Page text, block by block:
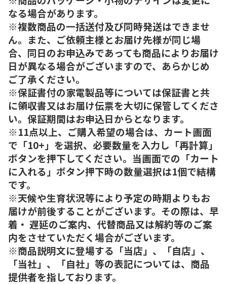
なる場合があります。
※複数商品の一括送付及び同時発送はできませ
ん。また、ご依頼主様とお届け先様が同じ場
合、同日のお申込みであっても商品によりお届け
日が異なる場合がございますので、あらかじめ
ご了承ください。
※保証書付の家電製品等については保証書と共
に領収書又はお届け伝票を大切に保管してくださ
い。保証期間はお申込日からとなります。
※11点以上、ご購入希望の場合は、カート画面
で「10+」を選択、必要数量を入力し「再計算」
ボタンを押下してください。当画面での「カート
に入れる」ボタン押下時の数量選択は1個で結構
です。
※天候や生育状況等により予定の時期よりもお
届けが前後することがございます。その際は、早
着・ 遅延のご案内、代替商品又は解約等のご案
内をさせていただく場合がございます。
※商品説明文に登場する「当店」、「自店」、
「当社」、「自社」等の表記については、商品
提供者を指しております。